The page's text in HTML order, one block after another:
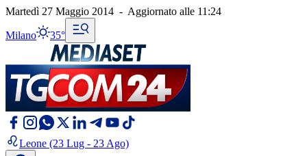
Martedì 27 Maggio 2014 - Aggiornato alle 11:24
Milano 35°
Leone (23 Lug - 23 Ago)